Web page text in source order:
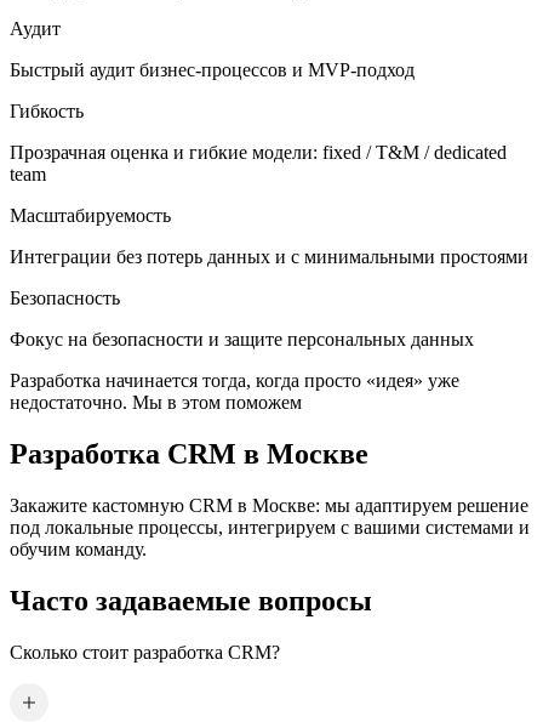
Аудит
Быстрый аудит бизнес-процессов и MVP-подход
Гибкость
Прозрачная оценка и гибкие модели: fixed / T&M / dedicated
team
Масштабируемость
Интеграции без потерь данных и с минимальными простоями
Безопасность
Фокус на безопасности и защите персональных данных
Разработка начинается тогда, когда просто «идея» уже
недостаточно. Мы в этом поможем
Разработка CRM в Москве
Закажите кастомную CRM в Москве: мы адаптируем решение
под локальные процессы, интегрируем с вашими системами и
обучим команду.
Часто задаваемые вопросы
Сколько стоит разработка CRM?